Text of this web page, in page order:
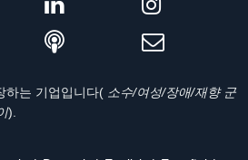
하는 기업입니다( 소수/여성/장애/재향 군
).